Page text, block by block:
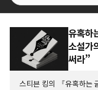
유혹하
소설가
써라”
스티븐 킹의 『유혹하는